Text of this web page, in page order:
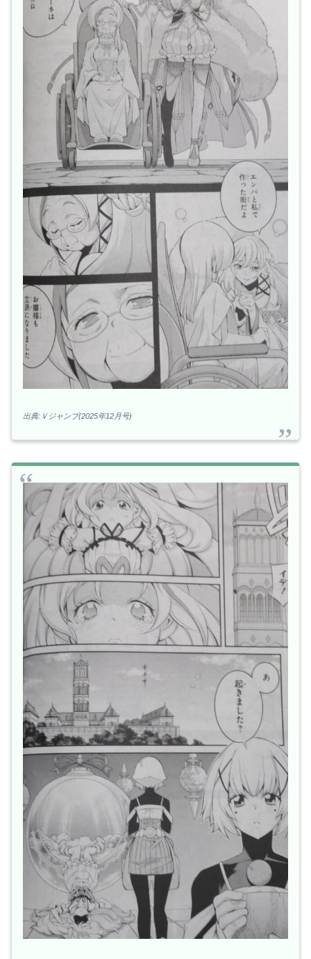
出典:Ｖジャンプ(2025年12月号)